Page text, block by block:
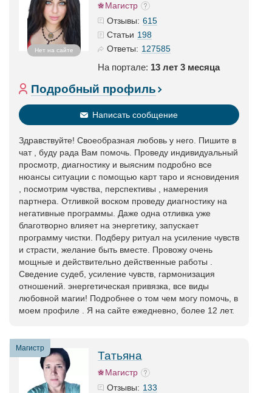
Нет на сайте
Магистр
Отзывы: 615
Статьи 198
Ответы: 127585
На портале: 13 лет 3 месяца
Подробный профиль
Написать сообщение
Здравствуйте! Своеобразная любовь у него. Пишите в
чат , буду рада Вам помочь. Проведу индивидуальный
просмотр, диагностику и выясним подробно все
нюансы ситуации с помощью карт таро и ясновидения
, посмотрим чувства, перспективы , намерения
партнера. Отливкой воском проведу диагностику на
негативные программы. Даже одна отливка уже
благотворно влияет на энергетику, запускает
программу чистки. Подберу ритуал на усиление чувств
и страсти, желание быть вместе. Провожу очень
мощные и действительно действенные работы .
Сведение судеб, усиление чувств, гармонизация
отношений. энергетическая привязка, все виды
любовной магии! Подробнее о том чем могу помочь, в
моем профиле . Я на сайте ежедневно, более 12 лет.
Магистр
Татьяна
Магистр
Отзывы: 133